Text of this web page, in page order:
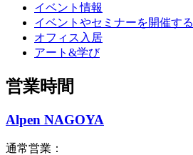
イベント情報
イベントやセミナーを開催する
オフィス入居
アート&学び
営業時間
Alpen NAGOYA
通常営業：